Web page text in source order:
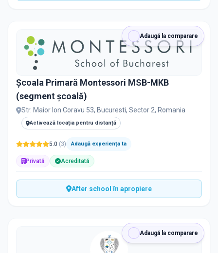
Adaugă la comparare
Școala Primară Montessori MSB-MKB
(segment școală)
Str. Maior Ion Coravu 53, Bucuresti, Sector 2, Romania
Activează locația pentru distanță
5.0 (3) Adaugă experiența ta
Privată Acreditată
After school în apropiere
Adaugă la comparare